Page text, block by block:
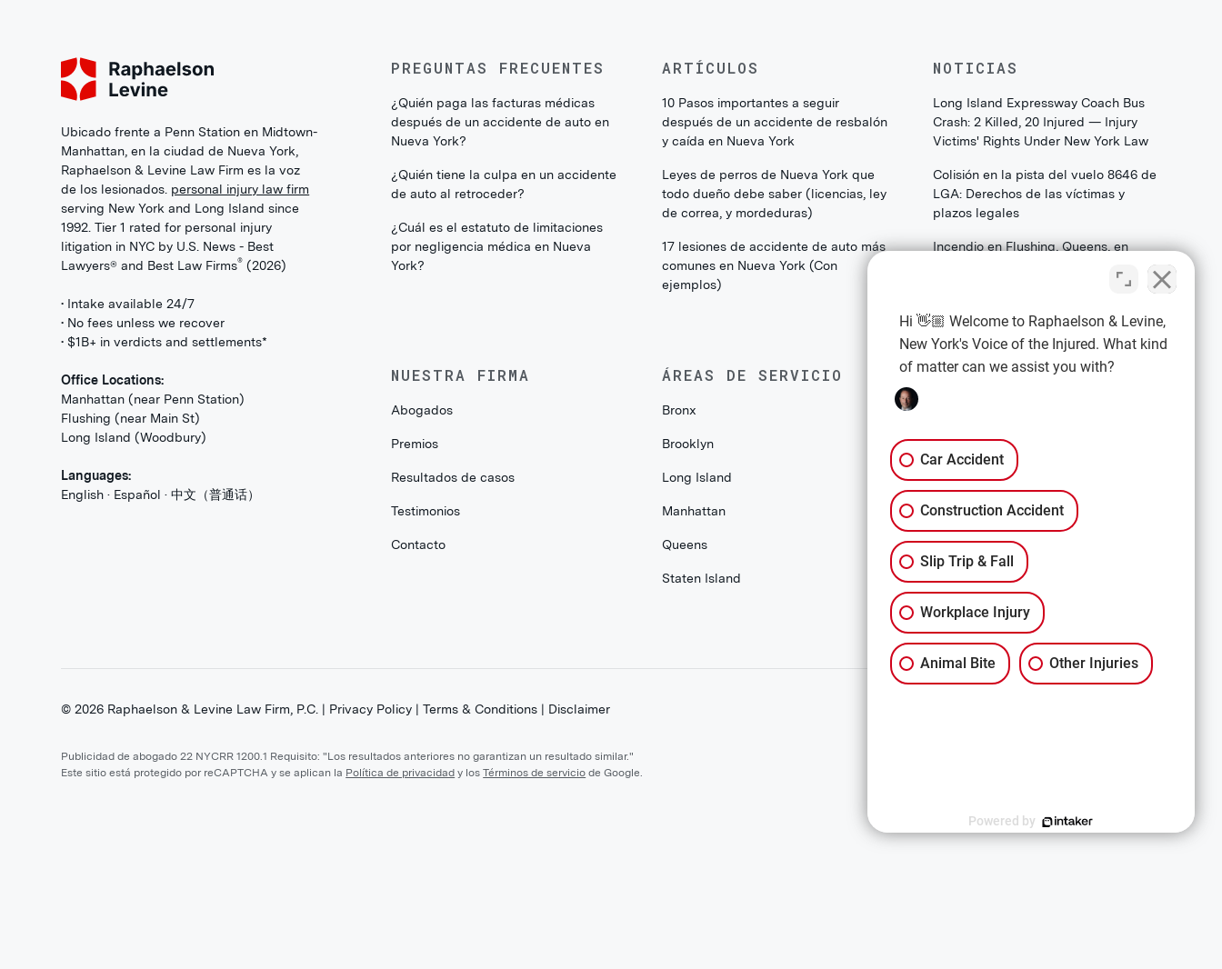
Ubicado frente a Penn Station en Midtown-
Manhattan, en la ciudad de Nueva York,
Raphaelson & Levine Law Firm es la voz
de los lesionados. personal injury law firm
serving New York and Long Island since
1992. Tier 1 rated for personal injury
litigation in NYC by U.S. News - Best
Lawyers® and Best Law Firms® (2026)
• Intake available 24/7
• No fees unless we recover
• $1B+ in verdicts and settlements*
Office Locations:
Manhattan (near Penn Station)
Flushing (near Main St)
Long Island (Woodbury)
Languages:
English · Español · 中文（普通话）
PREGUNTAS FRECUENTES
¿Quién paga las facturas médicas
después de un accidente de auto en
Nueva York?
¿Quién tiene la culpa en un accidente
de auto al retroceder?
¿Cuál es el estatuto de limitaciones
por negligencia médica en Nueva
York?
ARTÍCULOS
10 Pasos importantes a seguir
después de un accidente de resbalón
y caída en Nueva York
Leyes de perros de Nueva York que
todo dueño debe saber (licencias, ley
de correa, y mordeduras)
17 lesiones de accidente de auto más
comunes en Nueva York (Con
ejemplos)
NOTICIAS
Long Island Expressway Coach Bus
Crash: 2 Killed, 20 Injured — Injury
Victims' Rights Under New York Law
Colisión en la pista del vuelo 8646 de
LGA: Derechos de las víctimas y
plazos legales
Incendio en Flushing, Queens, en
familias y los sobrevivientes deben
NUESTRA FIRMA
Abogados
Premios
Resultados de casos
Testimonios
Contacto
ÁREAS DE SERVICIO
Bronx
Brooklyn
Long Island
Manhattan
Queens
Staten Island
EXPLORE
Términos y condiciones
Descargo de responsabilidad
All Services
©2026 Raphaelson & Levine Law Firm, P.C. | Privacy Policy |Terms & Conditions | Disclaimer
Publicidad de abogado 22 NYCRR 1200.1 Requisito: "Los resultados anteriores no garantizan un resultado similar."
Este sitio está protegido por reCAPTCHA y se aplican la Política de privacidad y losTérminos de servicio de Google.
Hi 👋🏼 Welcome to Raphaelson & Levine,
New York's Voice of the Injured. What kind
of matter can we assist you with?
Car Accident
Construction Accident
Slip Trip & Fall
Workplace Injury
Animal Bite Other Injuries
Powered by